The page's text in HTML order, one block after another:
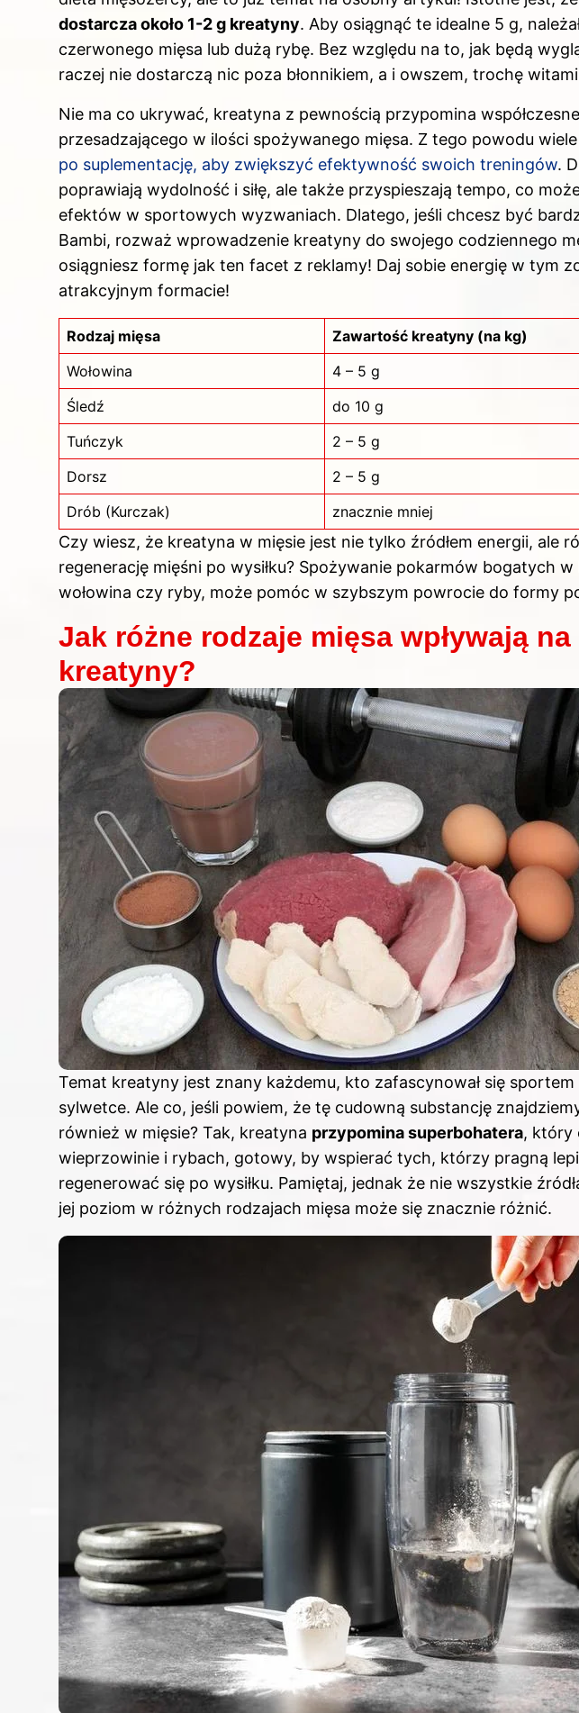
dostarcza około 1-2 g kreatyny. Aby osiągnąć te idealne 5 g,
czerwonego mięsa lub dużą rybę. Bez względu na to, jak będą
raczej nie dostarczą nic poza błonnikiem, a i owszem, trochę
Nie ma co ukrywać, kreatyna z pewnością przypomina
przesadzającego w ilości spożywanego mięsa. Z tego powodu
po suplementację, aby zwiększyć efektywność swoich treningów.
poprawiają wydolność i siłę, ale także przyspieszają tempo, co
efektów w sportowych wyzwaniach. Dlatego, jeśli chcesz być
Bambi, rozważ wprowadzenie kreatyny do swojego codziennego
osiągniesz formę jak ten facet z reklamy! Daj sobie energię w tym
atrakcyjnym formacie!
Rodzaj mięsa
Zawartość kreatyny (na kg)
Wołowina
4 – 5 g
Śledź
do 10 g
Tuńczyk
2 – 5 g
Dorsz
2 – 5 g
Drób (Kurczak)
znacznie mniej
Czy wiesz, że kreatyna w mięsie jest nie tylko źródłem energii, ale
regenerację mięśni po wysiłku? Spożywanie pokarmów bogatych
wołowina czy ryby, może pomóc w szybszym powrocie do formy
Jak różne rodzaje mięsa wpływają
kreatyny?
Temat kreatyny jest znany każdemu, kto zafascynował się
sylwetce. Ale co, jeśli powiem, że tę cudowną substancję
również w mięsie? Tak, kreatyna przypomina superbohatera, który
wieprzowinie i rybach, gotowy, by wspierać tych, którzy pragną
regenerować się po wysiłku. Pamiętaj, jednak że nie wszystkie
jej poziom w różnych rodzajach mięsa może się znacznie różnić.